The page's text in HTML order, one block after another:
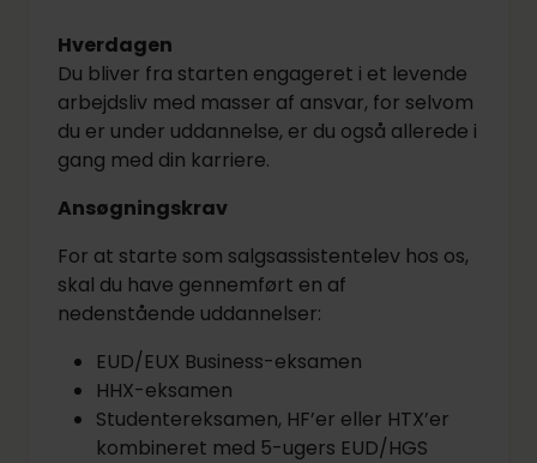
Hverdagen
Du bliver fra starten engageret i et levende
arbejdsliv med masser af ansvar, for selvom
du er under uddannelse, er du også allerede i
gang med din karriere.
Ansøgningskrav
For at starte som salgsassistentelev hos os,
skal du have gennemført en af
nedenstående uddannelser:
EUD/EUX Business-eksamen
HHX-eksamen
Studentereksamen, HF’er eller HTX’er
kombineret med 5-ugers EUD/HGS